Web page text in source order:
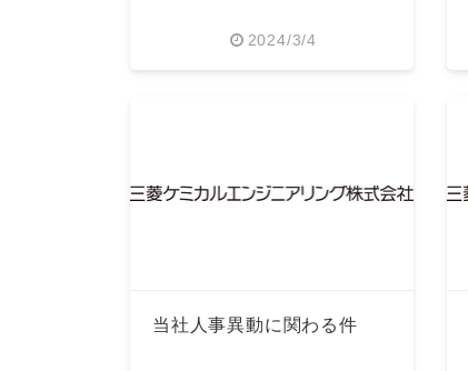
2024/3/4
当社人事異動に関わる件